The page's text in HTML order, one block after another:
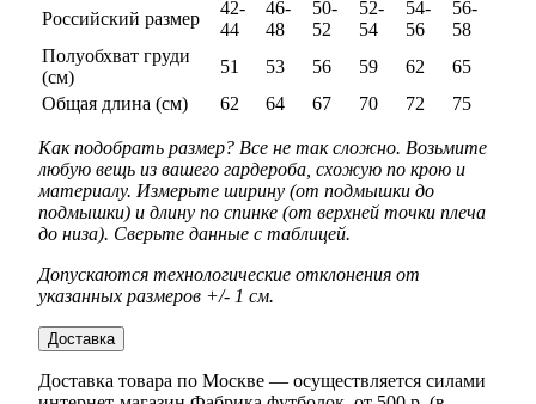
Российский размер
42-
44
46-
48
50-
52
52-
54
54-
56
56-
58
Полуобхват груди
(см)
51 53 56 59 62
65
Общая длина (см)
62 64 67 70 72 75
Как подобрать размер? Все не так сложно. Возьмите
любую вещь из вашего гардероба, схожую по крою и
материалу. Измерьте ширину (от подмышки до
подмышки) и длину по спинке (от верхней точки плеча
до низа). Сверьте данные с таблицей.
Допускаются технологические отклонения от
указанных размеров +/- 1 см.
Доставка
Доставка товара по Москве — осуществляется силами